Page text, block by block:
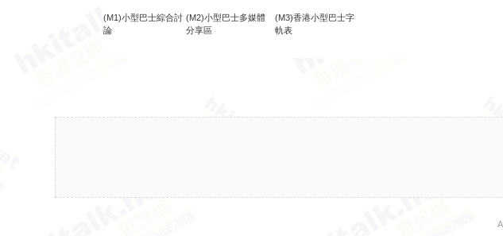
(M1)小型巴士綜合討
論
(M2)小型巴士多媒體
分享區
(M3)香港小型巴士字
軌表